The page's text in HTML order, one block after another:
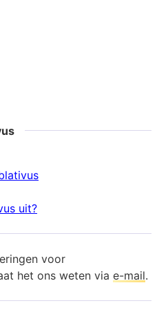
uit?
voor
het ons weten via e-mail.